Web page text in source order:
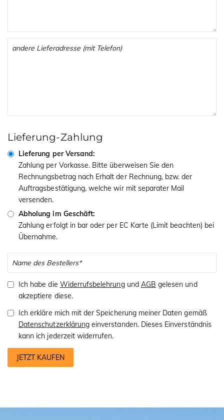
Lieferung-Zahlung
Lieferung per Versand:
Zahlung per Vorkasse. Bitte überweisen Sie den
Rechnungsbetrag nach Erhalt der Rechnung, bzw. der
Auftragsbestätigung, welche wir mit separater Mail
versenden.
Abholung im Geschäft:
Zahlung erfolgt in bar oder per EC Karte (Limit beachten) bei
Übernahme.
Ich habe die Widerrufsbelehrungund AGB gelesen und
akzeptiere diese.
Ich erkläre mich mit der Speicherung meiner Daten gemäß
Datenschutzerklärung einverstanden. Dieses Einverständnis
kann ich jederzeit widerrufen.
JETZT KAUFEN